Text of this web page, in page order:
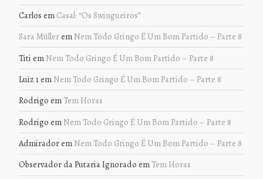
Carlos em Casal: “Os Swingueiros”
Sara Müllerem Nem Todo Gringo É Um Bom Partido – Parte 8
Titi em Nem Todo Gringo É Um Bom Partido – Parte 8
Luiz 1em Nem Todo Gringo É Um Bom Partido – Parte 8
Rodrigo em Tem Horas
Rodrigo em Nem Todo Gringo É Um Bom Partido – Parte 8
Admiradorem Nem Todo Gringo É Um Bom Partido – Parte 8
Observador da Putaria Ignorado em Tem Horas